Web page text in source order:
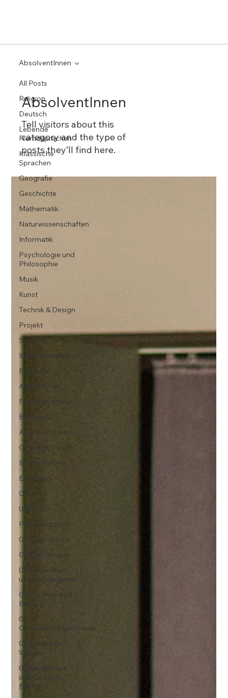
All Posts
Religion
Deutsch
Lebende
Fremdsprachen
Klassische
Sprachen
Geografie
Geschichte
Mathematik
Naturwissenschaften
Informatik
Psychologie und
Philosophie
Musik
Kunst
Technik & Design
Projekt
Sport
Wahlpflichtfach
Ersthelfer
Allgemeines
Freigegenstand
Bibliothek
AbsolventInnen
Gesunde Schule
Buddy Projekt
Erasmus+
Chor
UNESCO
Peer Mediation
01 Keine Armut
02 Kein Hunger
03 Gesundheit
und Wohlergehen
04 Hochwertige
Bildung
05
Geschlechtergleichheit
06 Sauberes
Wasser
07 Bezahlbare
und saubere
Energie
AbsolventInnen
AbsolventInnen
Tell visitors about this
category and the type of
posts they’ll find here.